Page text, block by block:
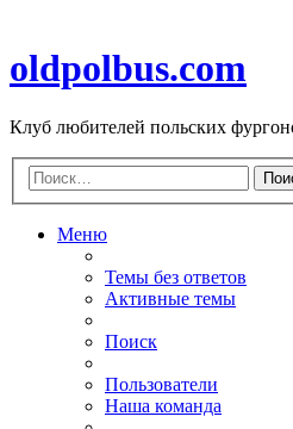
oldpolbus.com
Клуб любителей польских
Меню
Темы без ответов
Активные темы
Поиск
Пользователи
Наша команда